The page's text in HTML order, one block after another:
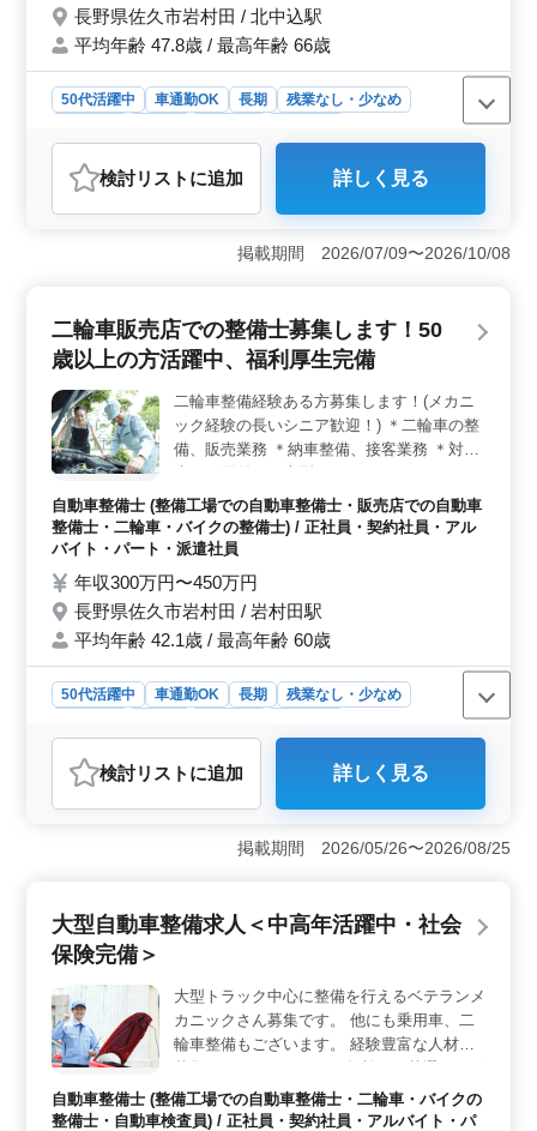
長野県佐久市岩村田 / 北中込駅
平均年齢 47.8歳 / 最高年齢 66歳
50代活躍中 車通勤OK 長期
残業なし・少なめ
自動車整備士
おすすめポイント
＜豊富な経験が活かせる環境＞ 佐久市岩村田での国産
ディーラー整備士募集中です。主に国産車の整備や車検
対応を担当して頂きます。自動車整備経験10年以上のベ
な雇用形態＞ 正社員からアルバイト・パート、契約社
員、派遣社員まで幅広い雇用形態があります。北中込駅
長期雇用と残業ほぼゼロの働きやすさがあります。
＜魅力的な給与と待遇＞ 年収350万〜450万円で通勤手
当全額支給されます。賞与は年2回あり、福利厚生も整っ
た環境です。シフト制で休日も充実しており、年間休日
108日です。自動車業界のリーディングカンパニーで、あ
なたの経験が活きる場です
検討リスト に追加 詳しく見る
掲載期間 2026/07/09〜2026/10/08
二輪車販売店での整備士募集します！50
歳以上の方活躍中、福利厚生完備
二輪車整備経験ある方募集します！(メカニ
ック経験の長いシニア歓迎！) ＊二輪車の整
備、販売業務 ＊納車整備、接客業務 ＊対応
タム、チューンナップ ベテラン整備士募集
中！ 社割でバイクやカスタムの部品を安く
手に入れることも出来ます！ 佐久市通勤可
おります！
自動車整備士 (整備工場での自動車整備士・販売店での自動車
整備士・二輪車・バイクの整備士) / 正社員・契約社員・アル
バイト・パート・派遣社員
年収300万円〜450万円
長野県佐久市岩村田 / 岩村田駅
平均年齢 42.1歳 / 最高年齢 60歳
50代活躍中 車通勤OK 長期
残業なし・少なめ
自動車整備士
おすすめポイント
＜勤務条件と業務内容＞ 二輪車販売店での整備士を募
集しています。長野県佐久市岩村田に位置し、岩村田駅
からのアクセスが便利です。正社員、契約社員、アルバ
充実しています。 ＜主な業務内容＞ 二輪車の整備
や販売業務を担当します。納車整備や接客業務、対応車
やチューンナップも行います。経験豊富なベテラン整備
士を募集しています。 ＜魅力ポイント＞ 自動車整
備士の3級以上の資格と普通自動車免許が必要です。自動
車整備経験は5年以上が求められます。給与は年収300万
円から450万円で、通勤手当も支給されます。福利厚生が
充実しており、整備士として長く働きやすい環境です。
検討リスト に追加 詳しく見る
掲載期間 2026/05/26〜2026/08/25
大型自動車整備求人＜中高年活躍中・社会
保険完備＞
大型トラック中心に整備を行えるベテランメ
カニックさん募集です。 他にも乗用車、二
輪車整備もございます。 経験豊富な人材を
募集しておりますのでご年齢での落選はござ
いません、お気軽にご応募くださいませ。
【業務内容】 点検整備〜特定整備 電子制御
自動車整備士 (整備工場での自動車整備士・二輪車・バイクの
整備士・自動車検査員) / 正社員・契約社員・アルバイト・パ